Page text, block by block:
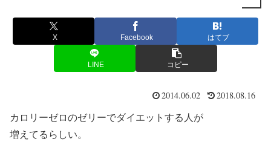
X Facebook はてブ
LINE コピー
2014.06.02 2018.08.16
カロリーゼロのゼリーでダイエットする人が
増えてるらしい。